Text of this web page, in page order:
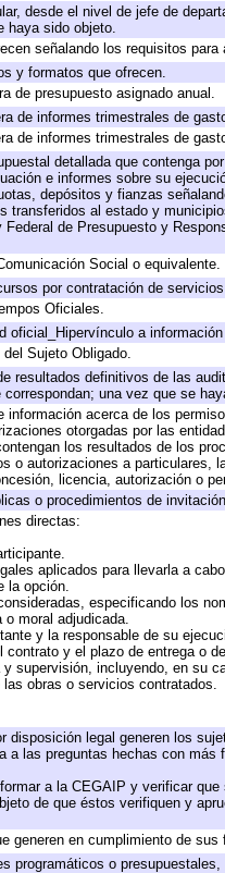
desde el nivel de jefe de
haya sido objeto.
señalando los requisitos para
y formatos que ofrecen.
de presupuesto asignado anual.
de informes trimestrales de
de informes trimestrales de
detallada que contenga
e informes sobre su
depósitos y fianzas
transferidos al estado y
Federal de Presupuesto y
Social o equivalente.
por contratación de
Oficiales.
oficial_Hipervínculo a
Sujeto Obligado.
resultados definitivos de las
una vez que se
acerca de los
otorgadas por las
los resultados de los
o autorizaciones a particulares,
licencia, autorización o
o procedimientos de
directas:
aplicados para llevarla a
la opción.
especificando los
moral adjudicada.
y la responsable de su
y el plazo de entrega o
supervisión, incluyendo, en su
obras o servicios contratados.
disposición legal generen los
a las preguntas hechas con más
a la CEGAIP y verificar
de que éstos verifiquen y
generen en cumplimiento de
programáticos o